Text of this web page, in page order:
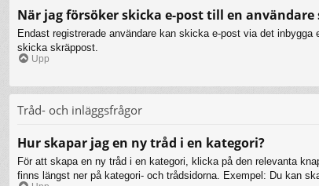
När jag försöker skicka e-post till en
Endast registrerade användare kan skicka e-post via det
skicka skräppost.
Upp
Tråd- och inläggsfrågor
Hur skapar jag en ny tråd i en kategori?
För att skapa en ny tråd i en kategori, klicka på den relevanta
finns längst ner på kategori- och trådsidorna. Exempel: Du kan